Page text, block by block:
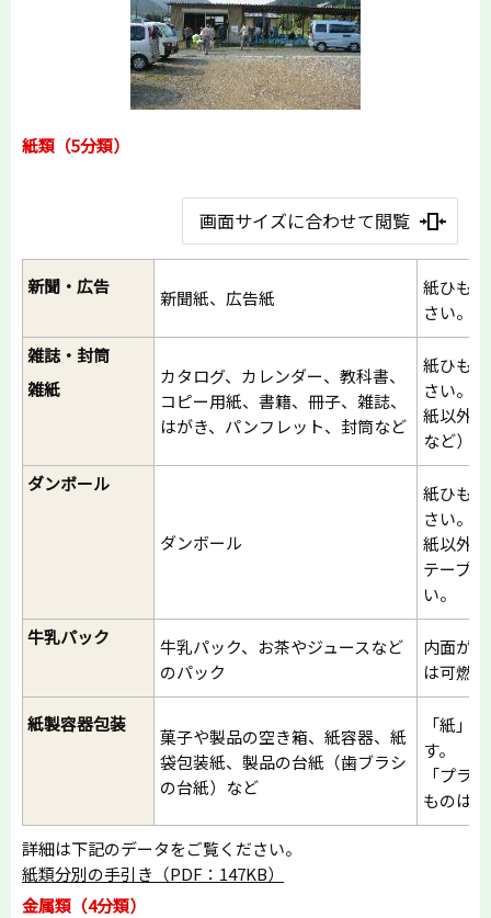
紙類（5分類）
画面サイズに合わせて閲覧
新聞・広告
新聞紙、広告紙
紙ひも
さい。
雑誌・封筒
雑紙
カタログ、カレンダー、教科書、
コピー用紙、書籍、冊子、雑誌、
はがき、パンフレット、封筒など
紙ひも
さい。
紙以外
など）
ダンボール
ダンボール
紙ひも
さい。
紙以外
テープ
い。
牛乳パック
牛乳パック、お茶やジュースなど
のパック
内面が
は可燃
紙製容器包装
菓子や製品の空き箱、紙容器、紙
袋包装紙、製品の台紙（歯ブラシ
の台紙）など
「紙」
す。
「プラ
ものは
詳細は下記のデータをご覧ください。
紙類分別の手引き（PDF：147KB）
金属類（4分類）